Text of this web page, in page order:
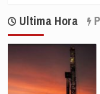
Ultima Hora